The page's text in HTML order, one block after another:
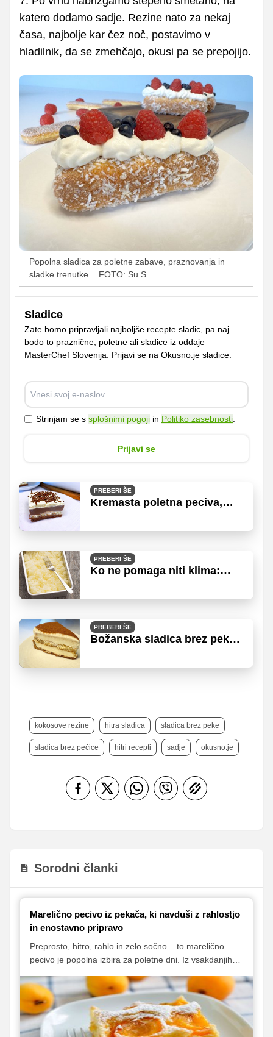
katero dodamo sadje. Rezine nato za nekaj
časa, najbolje kar čez noč, postavimo v
hladilnik, da se zmehčajo, okusi pa se prepojijo.
Popolna sladica za poletne zabave, praznovanja in
sladke trenutke.
FOTO: Su.S.
Sladice
Zate bomo pripravljali najboljše recepte sladic, pa naj
bodo to praznične, poletne ali sladice iz oddaje
MasterChef Slovenija. Prijavi se na Okusno.je sladice.
Strinjam se s splošnimi pogoji in Politiko zasebnosti
Prijavi se
PREBERI ŠE
Kremasta poletna peciva,
PREBERI ŠE
Ko ne pomaga niti klima:
PREBERI ŠE
Božanska sladica brez peke,
kokosove rezine hitra sladica sladica brez peke
sladica brez pečice hitri recepti sadje okusno.je
Sorodni članki
Marelično pecivo iz pekača, ki navduši z rahlostjo
in enostavno pripravo
Preprosto, hitro, rahlo in zelo sočno – to marelično
pecivo je popolna izbira za poletne dni. Iz vsakdanjih
pecivo, ki se lepo reže na kose in bo navdušilo vse
sladkosnede.